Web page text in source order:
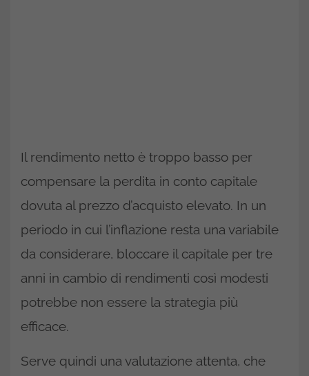
Il rendimento netto è troppo basso per
compensare la perdita in conto capitale
dovuta al prezzo d’acquisto elevato. In un
periodo in cui l’inflazione resta una variabile
da considerare, bloccare il capitale per tre
anni in cambio di rendimenti così modesti
potrebbe non essere la strategia più
efficace.
Serve quindi una valutazione attenta, che